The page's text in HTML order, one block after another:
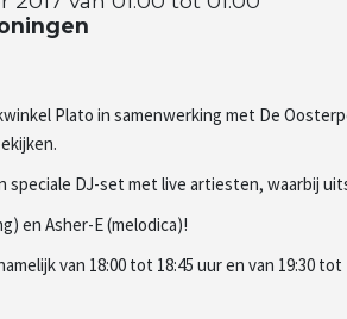
Plato in samenwerking met De
speciale DJ-set met live artiesten, waarbij
en Asher-E (melodica)!
van 18:00 tot 18:45 uur en van 19:30